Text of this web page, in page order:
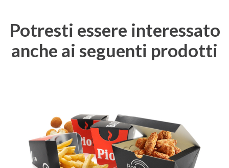
Potresti essere interessato
anche ai seguenti prodotti